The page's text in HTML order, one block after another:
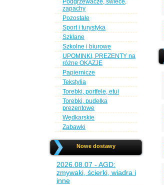
Podgrzewacze, świece,
zapachy
Pozostałe
Sport i turystyka
Szklane
Szkolne i biurowe
UPOMINKI, PREZENTY na
różne OKAZJE
Papiernicze
Tekstylia
Torebki, portfele, etui
Torebki, pudełka
prezentowe
Wędkarskie
Zabawki
Nowe dostawy
2026.08.07 - AGD:
zmywaki, ścierki, wiadra i
inne